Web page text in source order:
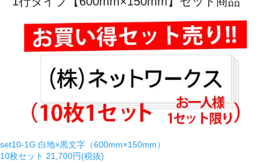
set10-1G 白地×黒文字（600mm×150mm）
10枚セット 21,700円(税抜)